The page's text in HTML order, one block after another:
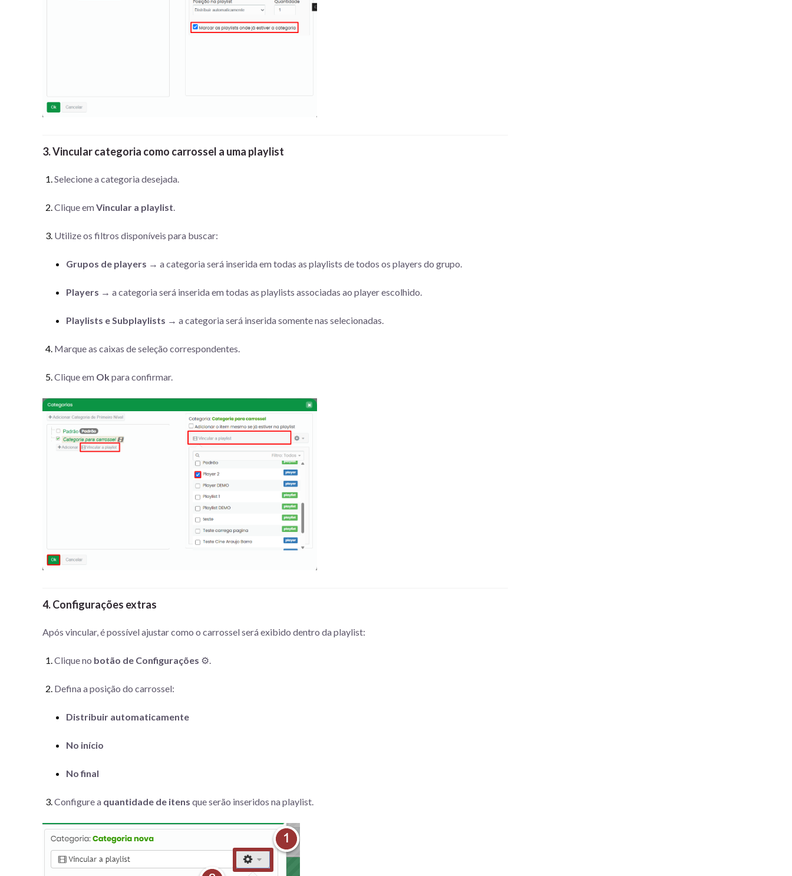
3. Vincular categoria como carrossel a uma playlist
Selecione a categoria desejada.
Clique emVincular a playlist.
Utilize os filtros disponíveis para buscar:
Grupos de players → a categoria será inserida em todas as playlists de todos os players do grupo.
Players → a categoria será inserida em todas as playlists associadas ao player escolhido.
Playlists e Subplaylists → a categoria será inserida somente nas selecionadas.
Marque as caixas de seleção correspondentes.
Clique em Okpara confirmar.
4. Configurações extras
Após vincular, é possível ajustar como o carrossel será exibido dentro da playlist:
Clique no botão de Configurações ⚙️.
Defina a posição do carrossel:
Distribuir automaticamente
No início
No final
Configure a quantidade de itens que serão inseridos na playlist.